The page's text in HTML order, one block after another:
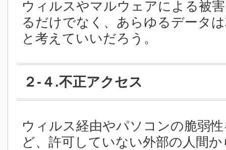
ウィルスやマルウェアによる被
るだけでなく、あらゆるデータ
と考えていいだろう。
２-４.不正アクセス
ウィルス経由やパソコンの脆弱
ど、許可していない外部の人間